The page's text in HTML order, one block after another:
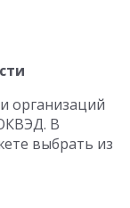
организаций
В
выбрать из